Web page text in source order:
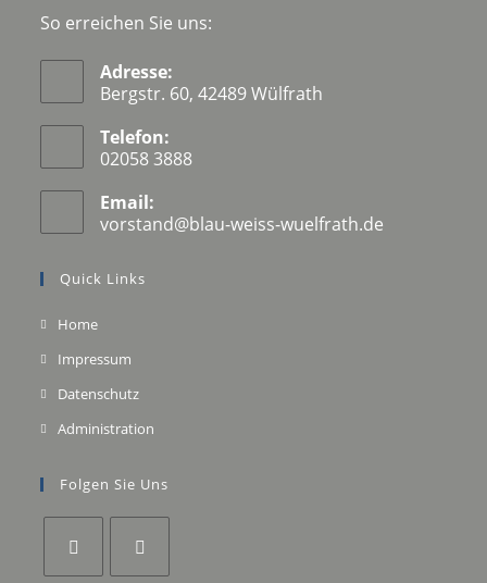
So erreichen Sie uns:
Adresse:
Bergstr. 60, 42489 Wülfrath
Telefon:
02058 3888
Email:
vorstand@blau-weiss-wuelfrath.de
Quick Links
Home
Impressum
Datenschutz
Administration
Folgen Sie Uns